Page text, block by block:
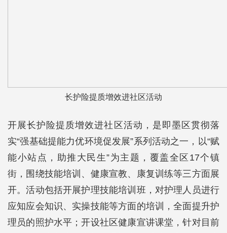
长护险提质增效进社区活动
开展长护险提质增效进社区活动，是即墨区贯彻落
实“强基础提能力优环境促发展”系列活动之一，以“赋
能小站点，助推大民生”为主题，覆盖全区17个镇
街，围绕技能培训、健康宣教、康复训练等三方面展
开。活动包括开展护理技能培训班，对护理人员进行
应知应会知识、实操技能等方面的培训，全面提升护
理员的照护水平；开设社区健康宣讲课堂，针对目前